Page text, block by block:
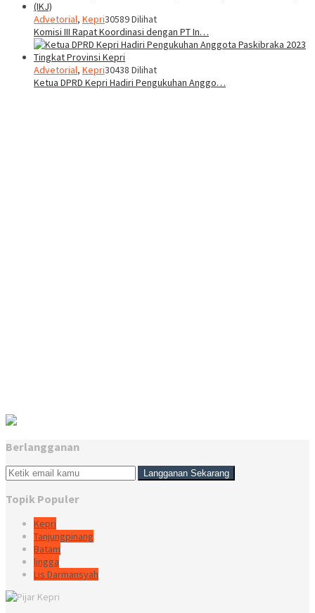
Advetorial, Kepri30589 Dilihat
Komisi III Rapat Koordinasi dengan PT In…
Advetorial, Kepri30438 Dilihat
Ketua DPRD Kepri Hadiri Pengukuhan Anggo…
Berlangganan
Topik Populer
Kepri
Tanjungpinang
Batam
lingga
Lis Darmansyah